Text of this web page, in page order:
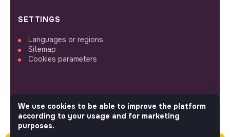
SETTINGS
Languages or regions
Sitemap
Cookies parameters
FOLLOW US
We use cookies to be able to improve the platform
according to your usage and for marketing
purposes.